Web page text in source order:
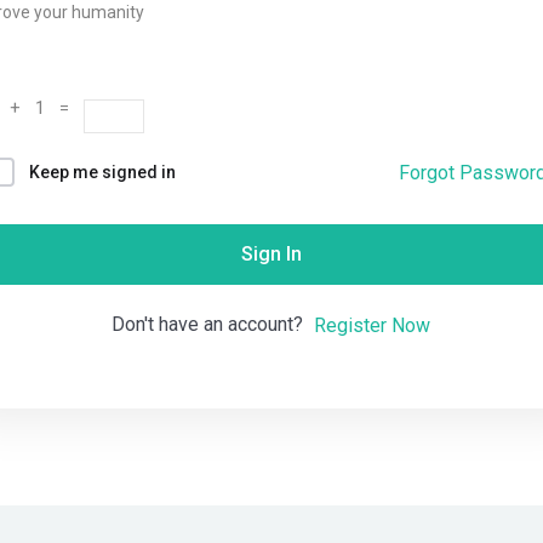
your humanity
+ 1 =
Keep me signed in Forgot
Sign In
Don't have an account? Register Now